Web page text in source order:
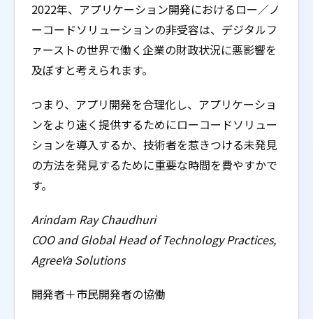
2022年、アプリケーション開発におけるロー／ノ
ーコードソリューションの非受容は、デジタルフ
ァーストの世界で働く企業の財政状況に悪影響を
及ぼすと考えられます。
つまり、アプリ開発を合理化し、アプリケーショ
ンをより速く提供するためにローコードソリュー
ションを導入するか、技術者を惹きつける未発見
の方法を発見するために重要な時間を費やすかで
す。
Arindam Ray Chaudhuri
COO and Global Head of Technology Practices,
AgreeYa Solutions
開発者＋市民開発者の協働